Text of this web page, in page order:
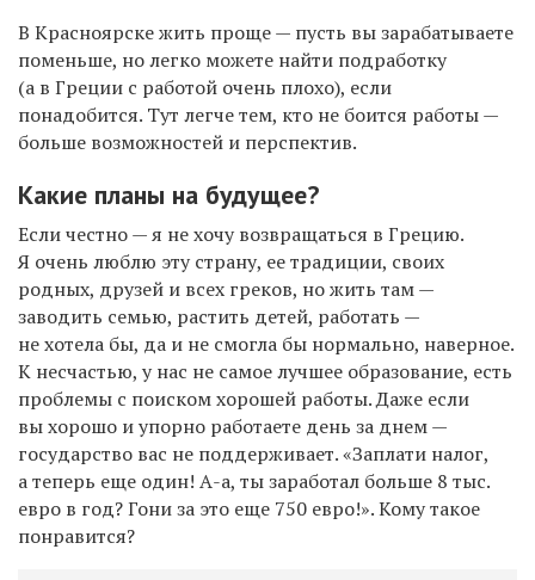
В Красноярске жить проще — пусть вы зарабатываете
поменьше, но легко можете найти подработку
(а в Греции с работой очень плохо), если
понадобится. Тут легче тем, кто не боится работы —
больше возможностей и перспектив.
Какие планы на будущее?
Если честно — я не хочу возвращаться в Грецию.
Я очень люблю эту страну, ее традиции, своих
родных, друзей и всех греков, но жить там —
заводить семью, растить детей, работать —
не хотела бы, да и не смогла бы нормально, наверное.
К несчастью, у нас не самое лучшее образование, есть
проблемы с поиском хорошей работы. Даже если
вы хорошо и упорно работаете день за днем —
государство вас не поддерживает. «Заплати налог,
а теперь еще один! А-а, ты заработал больше 8 тыс.
евро в год? Гони за это еще 750 евро!». Кому такое
понравится?